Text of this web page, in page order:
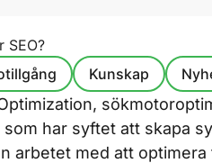
SEO?
Kunskap
har syftet att skapa
arbetet med att